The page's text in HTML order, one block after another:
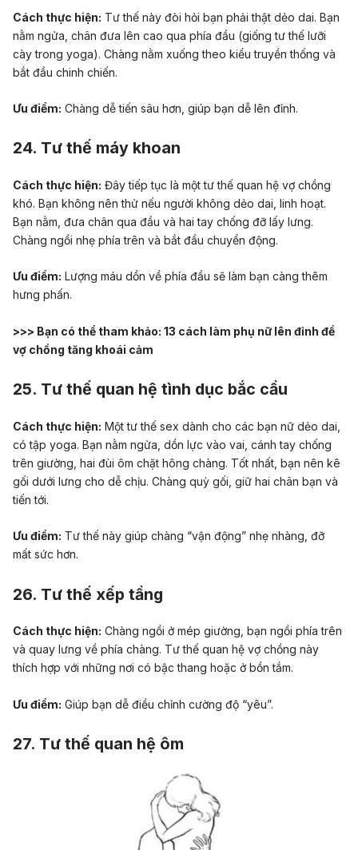
Cách thực hiện: Tư thế này đòi hỏi bạn phải thật dẻo dai. Bạn
nằm ngửa, chân đưa lên cao qua phía đầu (giống tư thế lưỡi
cày trong yoga). Chàng nằm xuống theo kiểu truyền thống và
bắt đầu chinh chiến.
Ưu điểm: Chàng dễ tiến sâu hơn, giúp bạn dễ lên đỉnh.
24. Tư thế máy khoan
Cách thực hiện: Đây tiếp tục là một tư thế quan hệ vợ chồng
khó. Bạn không nên thử nếu người không dẻo dai, linh hoạt.
Bạn nằm, đưa chân qua đầu và hai tay chống đỡ lấy lưng.
Chàng ngồi nhẹ phía trên và bắt đầu chuyển động.
Ưu điểm: Lượng máu dồn về phía đầu sẽ làm bạn càng thêm
hưng phấn.
>>> Bạn có thể tham khảo: 13 cách làm phụ nữ lên đỉnh để
vợ chồng tăng khoái cảm
25. Tư thế quan hệ tình dục bắc cầu
Cách thực hiện: Một tư thế sex dành cho các bạn nữ dẻo dai,
có tập yoga. Bạn nằm ngửa, dồn lực vào vai, cánh tay chống
trên giường, hai đùi ôm chặt hông chàng. Tốt nhất, bạn nên kê
gối dưới lưng cho dễ chịu. Chàng quỳ gối, giữ hai chân bạn và
tiến tới.
Ưu điểm: Tư thế này giúp chàng “vận động” nhẹ nhàng, đỡ
mất sức hơn.
26. Tư thế xếp tầng
Cách thực hiện: Chàng ngồi ở mép giường, bạn ngồi phía trên
và quay lưng về phía chàng. Tư thế quan hệ vợ chồng này
thích hợp với những nơi có bậc thang hoặc ở bồn tắm.
Ưu điểm: Giúp bạn dễ điều chỉnh cường độ “yêu”.
27. Tư thế quan hệ ôm